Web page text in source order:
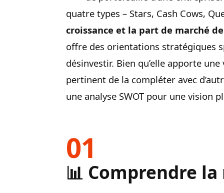
quatre types – Stars, Cash Cows,
croissance et la part de marché
offre des orientations stratégiques
désinvestir. Bien qu’elle apporte
pertinent de la compléter avec
une analyse SWOT pour une vision
📊 Comprendre